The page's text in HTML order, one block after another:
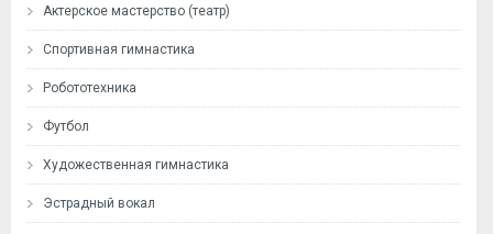
Актерское мастерство (театр)
Спортивная гимнастика
Робототехника
Футбол
Художественная гимнастика
Эстрадный вокал